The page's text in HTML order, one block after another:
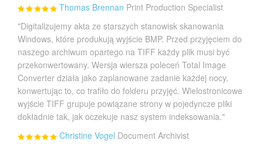
Thomas Brennan Print Production Specialist
"Digitalizujemy akta ze starszych stanowisk skanowania
Windows, które produkują wyjście BMP. Przed przyjęciem do
naszego archiwum opartego na TIFF każdy plik musi być
przekonwertowany. Wersja wiersza poleceń Total Image
Converter działa jako zaplanowane zadanie każdej nocy,
konwertując to, co trafiło do folderu przyjęć. Wielostronicowe
wyjście TIFF grupuje powiązane strony w pojedyncze pliki
dokładnie tak, jak oczekuje nasz system indeksowania."
Christine Vogel Document Archivist